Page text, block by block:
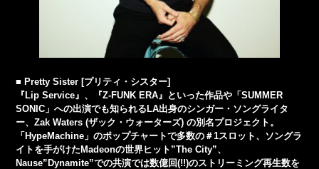
■ Pretty Sister [プリティ・シスター]
『Lip Service』、『Z-FUNK ERA』といった作品や「SUMMER
SONIC」への出演でも知られるLA出身のシンガー・ソングライタ
ー、Zak Waters (ザック・ウォーターズ) の別名プロジェクト。
「HypeMachine」のポップチャートで多数の＃1スロット、ソングラ
イトを手がけたMadeonの世界ヒット”The City”、
Nause”Dynamite”での共演では数億回(!!)のストリーミング再生数を